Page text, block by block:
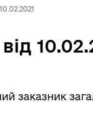
заказник